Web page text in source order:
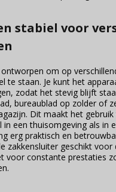
stabiel voor
om op
te staan. Je kunt het
zodat het stevig blijft
bureaublad op zolder of
Dit maakt het gebruik
in een thuisomgeving als in
erg praktisch en
zakkensluiter geschikt voor
voor constante prestaties